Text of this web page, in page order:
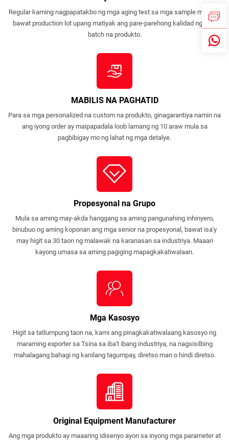
Regular kaming nagpapatakbo ng mga aging test sa mga sample mula sa
bawat production lot upang matiyak ang pare-parehong kalidad ng mga
batch na produkto.
MABILIS NA PAGHATID
Para sa mga personalized na custom na produkto, ginagarantiya namin na
ang iyong order ay maipapadala loob lamang ng 10 araw mula sa
pagbibigay mo ng lahat ng mga detalye.
Propesyonal na Grupo
Mula sa aming may-akda hanggang sa aming pangunahing inhinyero,
binubuo ng aming koponan ang mga senior na propesyonal, bawat isa'y
may higit sa 30 taon ng malawak na karanasan sa industriya. Maaari
kayong umasa sa aming pagiging mapagkakatiwalaan.
Mga Kasosyo
Higit sa tatlumpung taon na, kami ang pinagkakatiwalaang kasosyo ng
maraming exporter sa Tsina sa iba't ibang industriya, na nagsisilbing
mahalagang bahagi ng kanilang tagumpay, diretso man o hindi diretso.
Original Equipment Manufacturer
Ang mga produkto ay maaaring idisenyo ayon sa inyong mga parameter at